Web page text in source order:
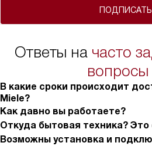
Ответы на часто
вопросы
В какие сроки происходит
Miele?
Как давно вы работаете?
Откуда бытовая техника? Это
Возможны установка и